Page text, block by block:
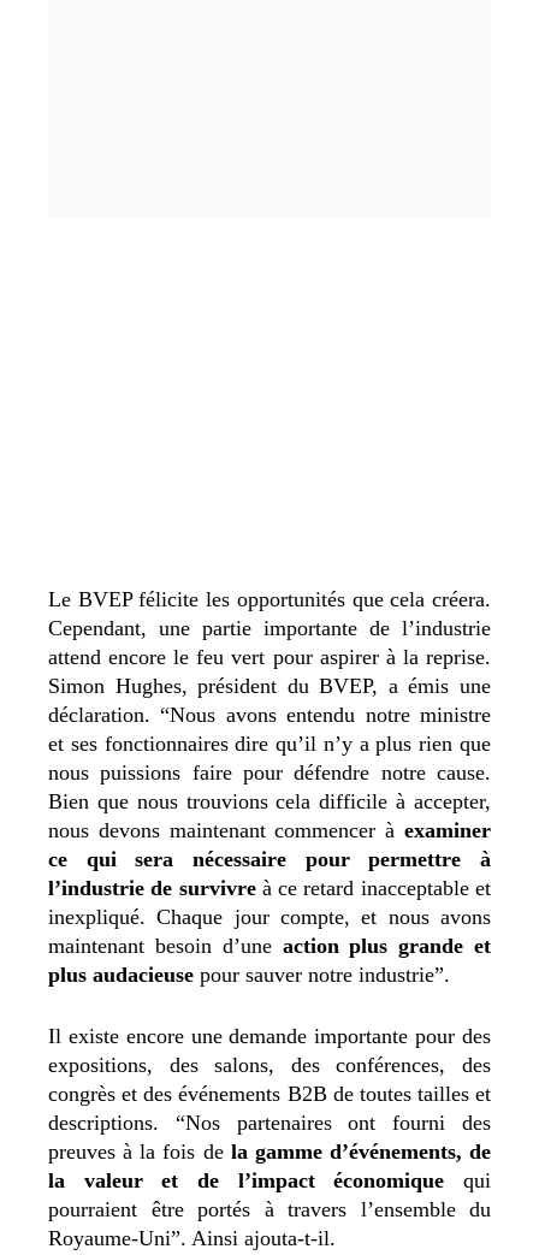
Le BVEP félicite les opportunités que cela créera.
Cependant, une partie importante de l’industrie
attend encore le feu vert pour aspirer à la reprise.
Simon Hughes, président du BVEP, a émis une
déclaration. “Nous avons entendu notre ministre
et ses fonctionnaires dire qu’il n’y a plus rien que
nous puissions faire pour défendre notre cause.
Bien que nous trouvions cela difficile à accepter,
nous devons maintenant commencer à examiner
ce qui sera nécessaire pour permettre à
l’industrie de survivreà ce retard inacceptable et
inexpliqué. Chaque jour compte, et nous avons
maintenant besoin d’une action plus grande et
plus audacieuse pour sauver notre industrie”.
Il existe encore une demande importante pour des
expositions, des salons, des conférences, des
congrès et des événements B2B de toutes tailles et
descriptions. “Nos partenaires ont fourni des
preuves à la fois dela gamme d’événements, de
la valeur et de l’impact économique qui
pourraient être portés à travers l’ensemble du
Royaume-Uni”. Ainsi ajouta-t-il.